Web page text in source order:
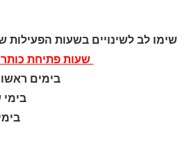
כותר טףשימו לב לשינויים בשעות הפעילות של
שעות פתיחת
בימים ראשון,
בימי
בימי